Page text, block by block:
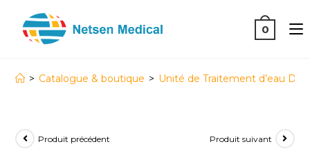
0
> Catalogue & boutique > Unité de Traitement d’eau
Produit précédent Produit suivant